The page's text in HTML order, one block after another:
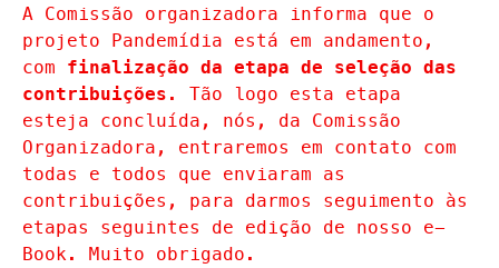
A Comissão organizadora informa que o
projeto Pandemídia está em andamento,
com
finalização da etapa de seleção das
contribuições . Tão logo esta etapa
esteja concluída, nós, da Comissão
Organizadora, entraremos em contato com
todas e todos que enviaram as
contribuições, para darmos seguimento às
etapas seguintes de edição de nosso e-
Book. Muito obrigado.